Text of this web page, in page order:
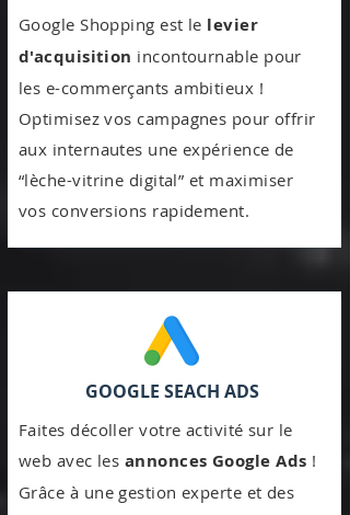
Google Shopping est le levier
d'acquisition incontournable pour
les e-commerçants ambitieux !
Optimisez vos campagnes pour offrir
aux internautes une expérience de
“lèche-vitrine digital” et maximiser
vos conversions rapidement.
GOOGLE SEACH ADS
Faites décoller votre activité sur le
web avec les annonces Google Ads !
Grâce à une gestion experte et des